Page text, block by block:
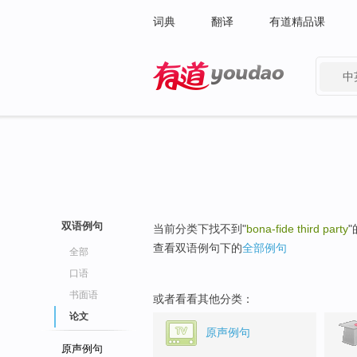
词典 翻译 有道精品课
中
双语例句
全部
口语
书面语
论文
原声例句
当前分类下找不到"bona-fide third party"
查看双语例句下的全部例句
或者看看其他分类：
原声例句